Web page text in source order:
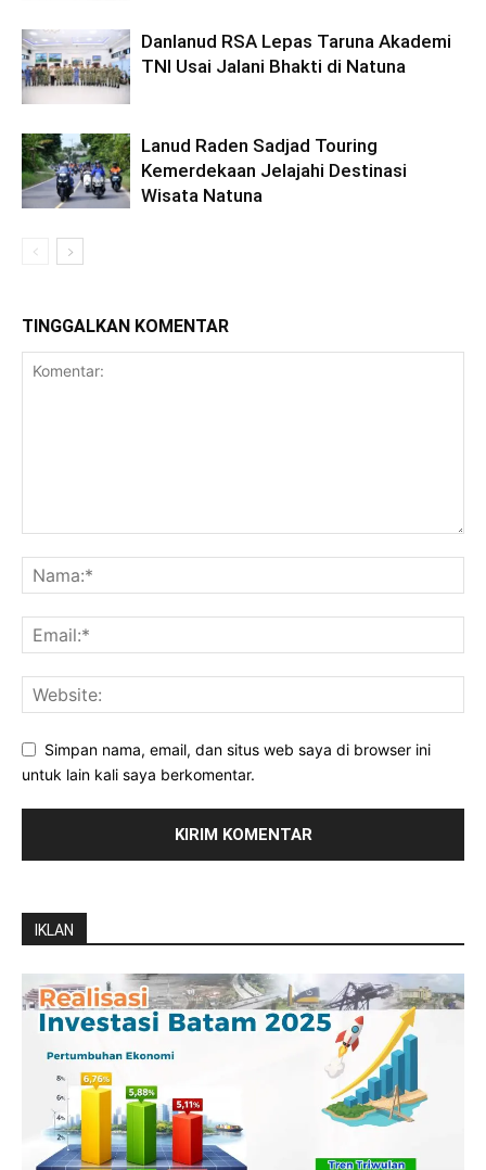
Danlanud RSA Lepas Taruna Akademi
TNI Usai Jalani Bhakti di Natuna
Lanud Raden Sadjad Touring
Kemerdekaan Jelajahi Destinasi
Wisata Natuna
TINGGALKAN KOMENTAR
Simpan nama, email, dan situs web saya di browser ini
untuk lain kali saya berkomentar.
IKLAN